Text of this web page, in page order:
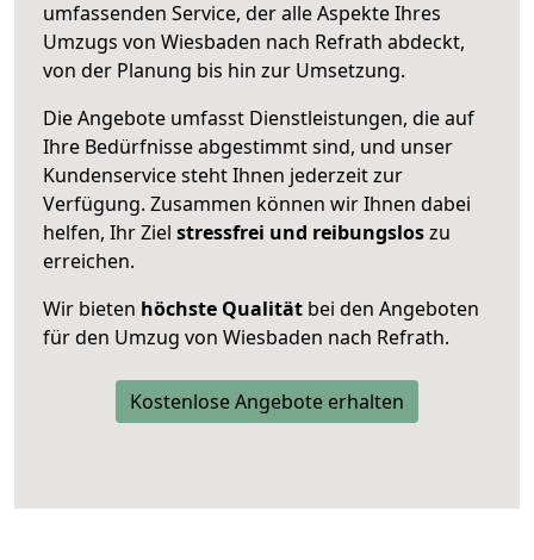
umfassenden Service, der alle Aspekte Ihres
Umzugs von Wiesbaden nach Refrath abdeckt,
von der Planung bis hin zur Umsetzung.
Die Angebote umfasst Dienstleistungen, die auf
Ihre Bedürfnisse abgestimmt sind, und unser
Kundenservice steht Ihnen jederzeit zur
Verfügung. Zusammen können wir Ihnen dabei
helfen, Ihr Ziel stressfrei und reibungsloszu
erreichen.
Wir bieten höchste Qualität bei den Angeboten
für den Umzug von Wiesbaden nach Refrath.
Kostenlose Angebote erhalten